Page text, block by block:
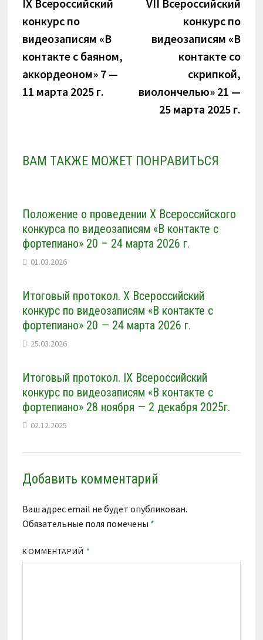
записям
IX Всероссийский
конкурс по
видеозаписям «В
контакте с баяном,
аккордеоном» 7 —
11 марта 2025 г.
VII Всероссийский
конкурс по
видеозаписям «В
контакте со
скрипкой,
виолончелью» 21 —
25 марта 2025 г.
ВАМ ТАКЖЕ МОЖЕТ ПОНРАВИТЬСЯ
Положение о проведении X Всероссийского
конкурса по видеозаписям «В контакте с
фортепиано» 20 – 24 марта 2026 г.
01.03.2026
Итоговый протокол. X Всероссийский
конкурс по видеозаписям «В контакте с
фортепиано» 20 — 24 марта 2026 г.
25.03.2026
Итоговый протокол. IX Всероссийский
конкурс по видеозаписям «В контакте с
фортепиано» 28 ноября — 2 декабря 2025г.
02.12.2025
Добавить комментарий
Ваш адрес email не будет опубликован.
Обязательные поля помечены *
КОММЕНТАРИЙ *